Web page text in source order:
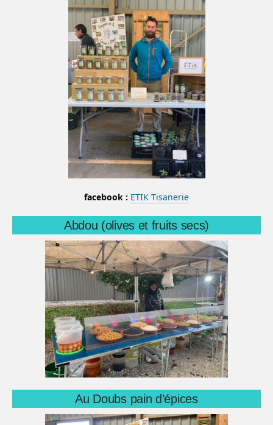
facebook : ETIK Tisanerie
Abdou (olives et fruits secs)
Au Doubs pain d’épices